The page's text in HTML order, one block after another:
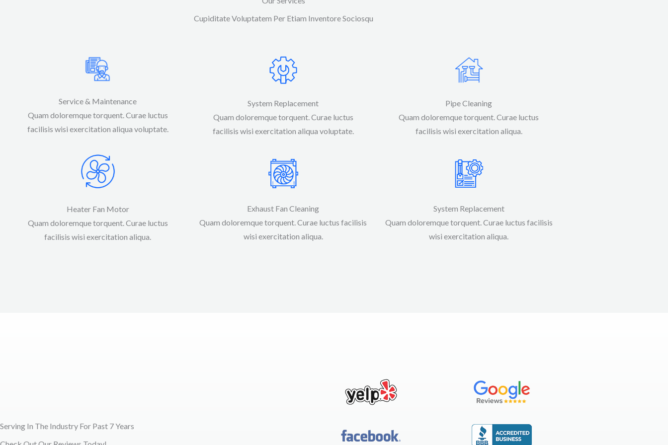
Cupiditate Voluptatem Per Etiam Inventore Sociosqu
Service & Maintenance
Quam doloremque torquent. Curae luctus
facilisis wisi exercitation aliqua voluptate.​​
System Replacement
Quam doloremque torquent. Curae luctus
facilisis wisi exercitation aliqua voluptate.​​
Pipe Cleaning
Quam doloremque torquent. Curae luctus
facilisis wisi exercitation aliqua.​​​
Heater Fan Motor
Quam doloremque torquent. Curae luctus
facilisis wisi exercitation aliqua.​​​
Exhaust Fan Cleaning
Quam doloremque torquent. Curae luctus facilisis
wisi exercitation aliqua.​​​
System Replacement
Quam doloremque torquent. Curae luctus facilisis
wisi exercitation aliqua.​​​
Serving In The Industry For Past 7 Years